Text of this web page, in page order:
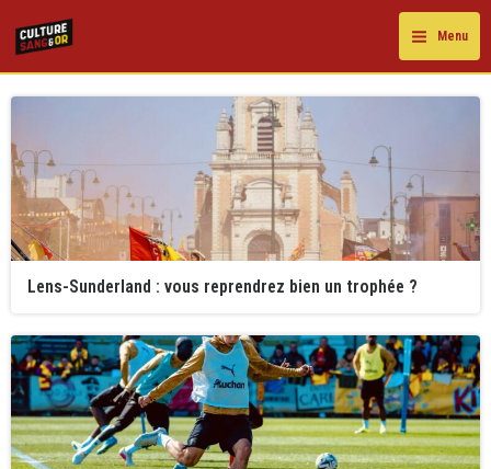
Menu
Lens-Sunderland : vous reprendrez bien un trophée ?